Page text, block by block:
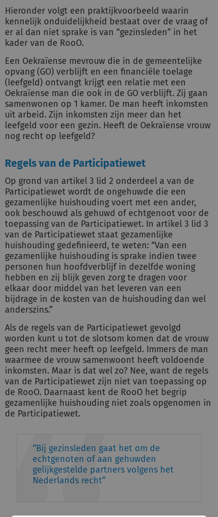
Hieronder volgt een praktijkvoorbeeld waarin
kennelijk onduidelijkheid bestaat over de vraag of
er al dan niet sprake is van “gezinsleden” in het
kader van de RooO.
Een Oekraïense mevrouw die in de gemeentelijke
opvang (GO) verblijft en een financiële toelage
(leefgeld) ontvangt krijgt een relatie met een
Oekraïense man die ook in de GO verblijft. Zij gaan
samenwonen op 1 kamer. De man heeft inkomsten
uit arbeid. Zijn inkomsten zijn meer dan het
leefgeld voor een gezin. Heeft de Oekraïense vrouw
nog recht op leefgeld?
Regels van de Participatiewet
Op grond van artikel 3 lid 2 onderdeel a van de
Participatiewet wordt de ongehuwde die een
gezamenlijke huishouding voert met een ander,
ook beschouwd als gehuwd of echtgenoot voor de
toepassing van de Participatiewet. In artikel 3 lid 3
van de Participatiewet staat gezamenlijke
huishouding gedefinieerd, te weten: “Van een
gezamenlijke huishouding is sprake indien twee
personen hun hoofdverblijf in dezelfde woning
hebben en zij blijk geven zorg te dragen voor
elkaar door middel van het leveren van een
bijdrage in de kosten van de huishouding dan wel
anderszins.”
Als de regels van de Participatiewet gevolgd
worden kunt u tot de slotsom komen dat de vrouw
geen recht meer heeft op leefgeld. Immers de man
waarmee de vrouw samenwoont heeft voldoende
inkomsten. Maar is dat wel zo? Nee, want de regels
van de Participatiewet zijn niet van toepassing op
de RooO. Daarnaast kent de RooO het begrip
gezamenlijke huishouding niet zoals opgenomen in
de Participatiewet.
Bij gezinsleden gaat het om de
echtgenoten of aan gehuwden
gelijkgestelde partners volgens het
Nederlands recht